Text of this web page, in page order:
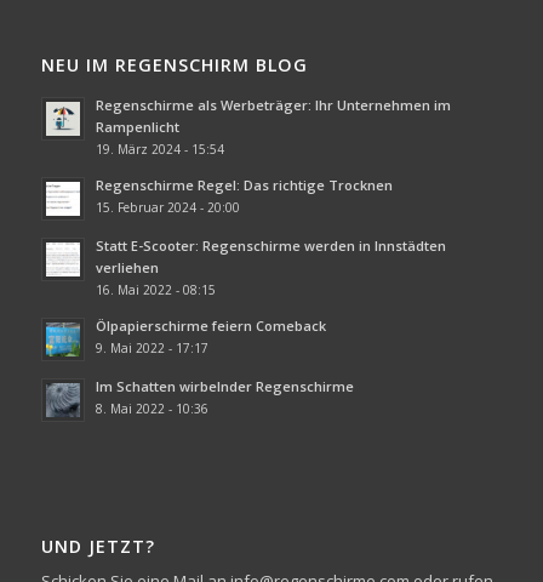
NEU IM REGENSCHIRM BLOG
Regenschirme als Werbeträger: Ihr Unternehmen im
Rampenlicht
19. März 2024 - 15:54
Regenschirme Regel: Das richtige Trocknen
15. Februar 2024 - 20:00
Statt E-Scooter: Regenschirme werden in Innstädten
verliehen
16. Mai 2022 - 08:15
Ölpapierschirme feiern Comeback
9. Mai 2022 - 17:17
Im Schatten wirbelnder Regenschirme
8. Mai 2022 - 10:36
UND JETZT?